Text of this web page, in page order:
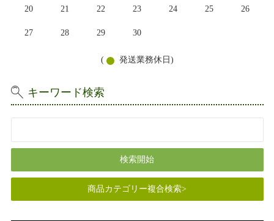
20 21 22 23 24 25 26
27 28 29 30
( 発送業務休日)
キーワード検索
商品カテゴリー複合検索>